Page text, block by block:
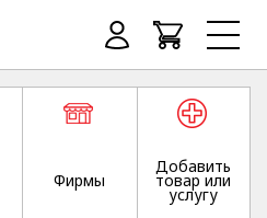
Фирмы
Добавить
товар или
услугу